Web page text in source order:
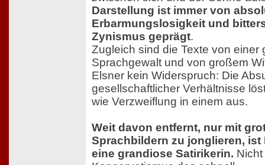
Darstellung ist immer von
Erbarmungslosigkeit und
Zynismus geprägt.
Zugleich sind die Texte von einer
Sprachgewalt und von großem
Elsner kein Widerspruch: Die
gesellschaftlicher Verhältnisse
wie Verzweiflung in einem aus.
Weit davon entfernt, nur mit
Sprachbildern zu jonglieren, ist
eine grandiose Satirikerin.